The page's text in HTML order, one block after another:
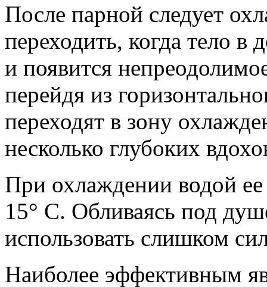
После парной следует
переходить, когда тело в
и появится
перейдя из
переходят в зону
несколько глубоких
При охлаждении водой
15° С. Обливаясь под
использовать слишком
Наиболее эффективным